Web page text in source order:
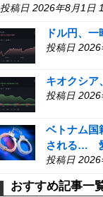
投稿日 2026年8月1日
ドル円、
投稿日 2026
キオクシ
投稿日 2026
ベトナム国
される…
投稿日 2026
おすすめ記事一